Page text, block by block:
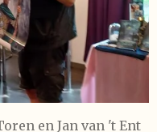
en Jan van 't Ent